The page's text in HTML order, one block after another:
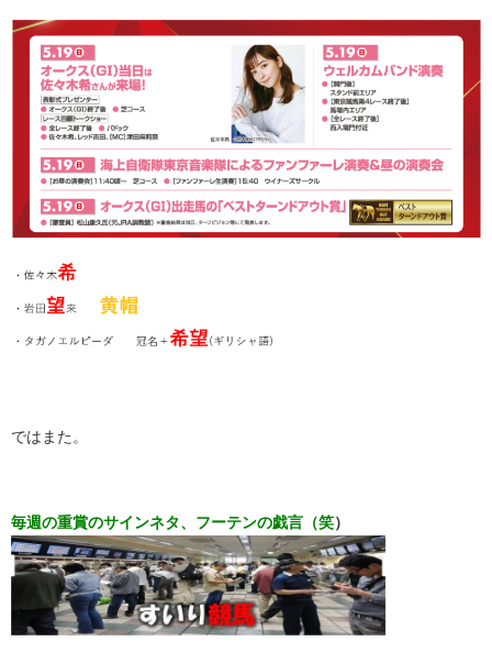
ではまた。
毎週の重賞のサインネタ、フーテンの戯言（笑）